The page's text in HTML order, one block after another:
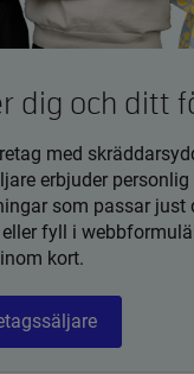
dig och ditt
med
erbjuder
som passar just
fyll i
kort.